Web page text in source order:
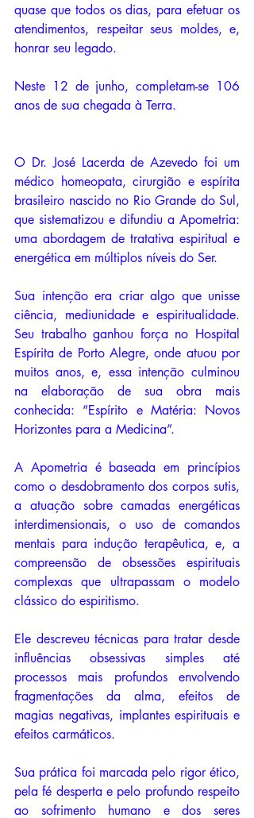
quase que todos os dias, para efetuar os
atendimentos, respeitar seus moldes, e,
honrar seu legado.
Neste 12 de junho, completam-se 106
anos de sua chegada à Terra.
O Dr. José Lacerda de Azevedo foi um
médico homeopata, cirurgião e espírita
brasileiro nascido no Rio Grande do Sul,
que sistematizou e difundiu a Apometria:
uma abordagem de tratativa espiritual e
energética em múltiplos níveis do Ser.
Sua intenção era criar algo que unisse
ciência, mediunidade e espiritualidade.
Seu trabalho ganhou força no Hospital
Espírita de Porto Alegre, onde atuou por
muitos anos, e, essa intenção culminou
na elaboração de sua obra mais
conhecida: “Espírito e Matéria: Novos
Horizontes para a Medicina”.
A Apometria é baseada em princípios
como o desdobramento dos corpos sutis,
a atuação sobre camadas energéticas
interdimensionais, o uso de comandos
mentais para indução terapêutica, e, a
compreensão de obsessões espirituais
complexas que ultrapassam o modelo
clássico do espiritismo.
Ele descreveu técnicas para tratar desde
influências obsessivas simples até
processos mais profundos envolvendo
fragmentações da alma, efeitos de
magias negativas, implantes espirituais e
efeitos carmáticos.
Sua prática foi marcada pelo rigor ético,
pela fé desperta e pelo profundo respeito
ao sofrimento humano e dos seres